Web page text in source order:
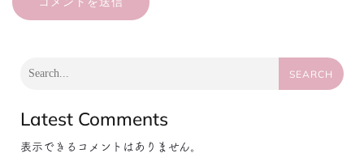
SEARCH
Latest Comments
表示できるコメントはありません。